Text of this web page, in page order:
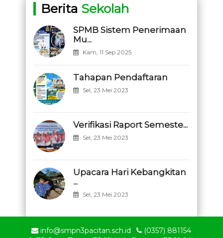
Berita Sekolah
SPMB Sistem Penerimaan
Mu...
Kam, 11 Sep 2025
Tahapan Pendaftaran
Sel, 23 Mei 2023
Verifikasi Raport Semeste...
Sel, 23 Mei 2023
Upacara Hari Kebangkitan
...
Sel, 23 Mei 2023
info@smpn3pacitan.sch.id
(0357) 881154